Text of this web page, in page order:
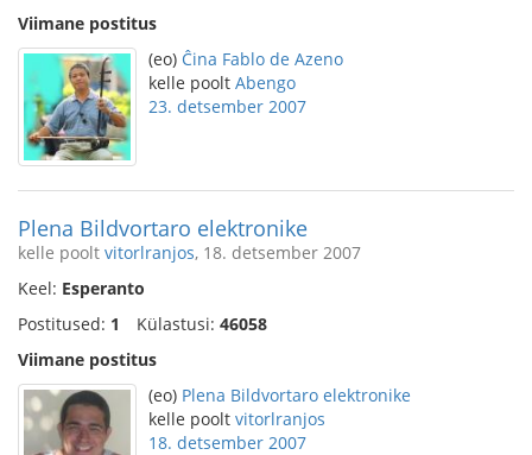
Viimane postitus
(eo) Ĉina Fablo de Azeno
kelle poolt Abengo
23. detsember 2007
Plena Bildvortaro elektronike
kelle poolt vitorlranjos, 18. detsember 2007
Keel: Esperanto
Postitused: 1 Külastusi: 46058
Viimane postitus
(eo) Plena Bildvortaro elektronike
kelle poolt vitorlranjos
18. detsember 2007